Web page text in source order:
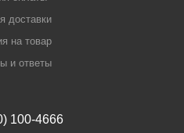
доставки
на товар
и ответы
100-4666